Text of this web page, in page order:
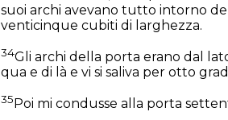
suoi archi avevano tutto intorno
venticinque cubiti di larghezza.
34Gli archi della porta erano dal
qua e di là e vi si saliva per otto
35 Poi mi condusse alla porta